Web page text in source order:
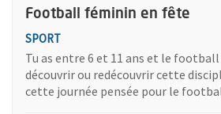
Football féminin en fête
SPORT
Tu as entre 6 et 11 ans et le
découvrir ou redécouvrir cette
cette journée pensée pour le